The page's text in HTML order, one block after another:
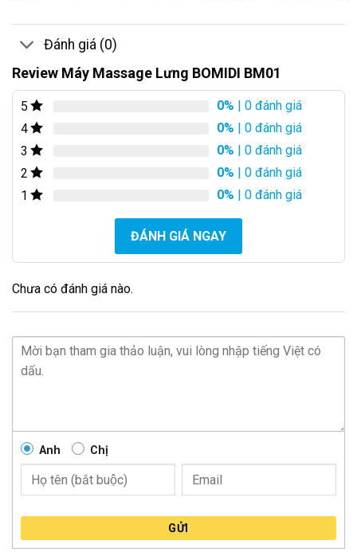
Đánh giá (0)
Review Máy Massage Lưng BOMIDI BM01
5 0% | 0 đánh giá
4
0% | 0 đánh giá
3
0% | 0 đánh giá
2
0% | 0 đánh giá
1
0% | 0 đánh giá
ĐÁNH GIÁ NGAY
Chưa có đánh giá nào.
Anh Chị
GỬI